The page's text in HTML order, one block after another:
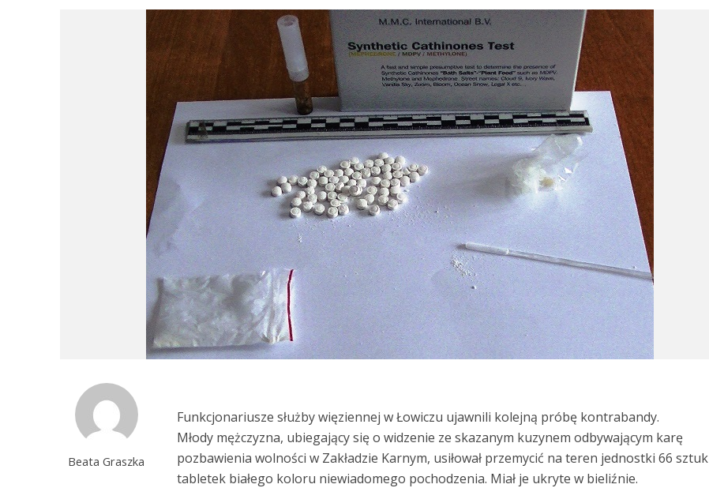
Beata Graszka
Funkcjonariusze służby więziennej w Łowiczu ujawnili kolejną próbę kontrabandy.
Młody mężczyzna, ubiegający się o widzenie ze skazanym kuzynem odbywającym karę
pozbawienia wolności w Zakładzie Karnym, usiłował przemycić na teren jednostki 66 sztuk
tabletek białego koloru niewiadomego pochodzenia. Miał je ukryte w bieliźnie.